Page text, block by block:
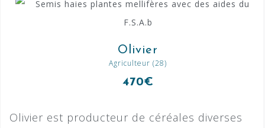
Olivier
Agriculteur (28)
470€
Olivier est producteur de céréales diverses